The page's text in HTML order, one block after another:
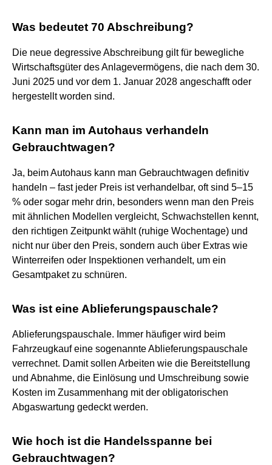
Was bedeutet 70 Abschreibung?
Die neue degressive Abschreibung gilt für bewegliche
Wirtschaftsgüter des Anlagevermögens, die nach dem 30.
Juni 2025 und vor dem 1. Januar 2028 angeschafft oder
hergestellt worden sind.
Kann man im Autohaus verhandeln
Gebrauchtwagen?
Ja, beim Autohaus kann man Gebrauchtwagen definitiv
handeln – fast jeder Preis ist verhandelbar, oft sind 5–15
% oder sogar mehr drin, besonders wenn man den Preis
mit ähnlichen Modellen vergleicht, Schwachstellen kennt,
den richtigen Zeitpunkt wählt (ruhige Wochentage) und
nicht nur über den Preis, sondern auch über Extras wie
Winterreifen oder Inspektionen verhandelt, um ein
Gesamtpaket zu schnüren.
Was ist eine Ablieferungspauschale?
Ablieferungspauschale. Immer häufiger wird beim
Fahrzeugkauf eine sogenannte Ablieferungspauschale
verrechnet. Damit sollen Arbeiten wie die Bereitstellung
und Abnahme, die Einlösung und Umschreibung sowie
Kosten im Zusammenhang mit der obligatorischen
Abgaswartung gedeckt werden.
Wie hoch ist die Handelsspanne bei
Gebrauchtwagen?